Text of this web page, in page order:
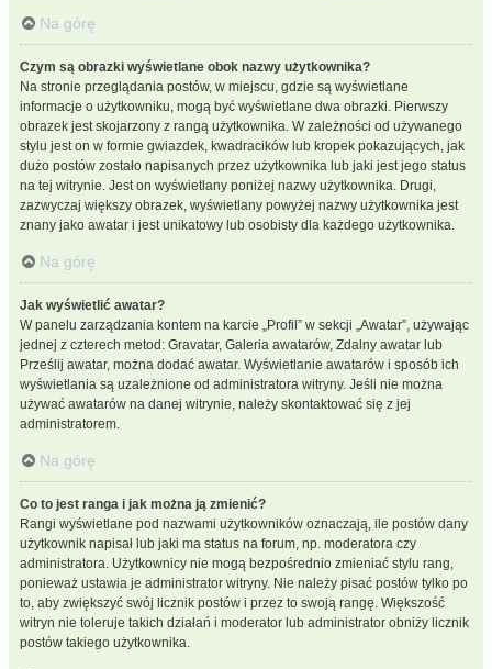
Na górę
Czym są obrazki wyświetlane obok nazwy użytkownika?
Na stronie przeglądania postów, w miejscu, gdzie są wyświetlane
informacje o użytkowniku, mogą być wyświetlane dwa obrazki. Pierwszy
obrazek jest skojarzony z rangą użytkownika. W zależności od używanego
stylu jest on w formie gwiazdek, kwadracików lub kropek pokazujących, jak
dużo postów zostało napisanych przez użytkownika lub jaki jest jego status
na tej witrynie. Jest on wyświetlany poniżej nazwy użytkownika. Drugi,
zazwyczaj większy obrazek, wyświetlany powyżej nazwy użytkownika jest
znany jako awatar i jest unikatowy lub osobisty dla każdego użytkownika.
Na górę
Jak wyświetlić awatar?
W panelu zarządzania kontem na karcie „Profil” w sekcji „Awatar”, używając
jednej z czterech metod: Gravatar, Galeria awatarów, Zdalny awatar lub
Prześlij awatar, można dodać awatar. Wyświetlanie awatarów i sposób ich
wyświetlania są uzależnione od administratora witryny. Jeśli nie można
używać awatarów na danej witrynie, należy skontaktować się z jej
administratorem.
Na górę
Co to jest ranga i jak można ją zmienić?
Rangi wyświetlane pod nazwami użytkowników oznaczają, ile postów dany
użytkownik napisał lub jaki ma status na forum, np. moderatora czy
administratora. Użytkownicy nie mogą bezpośrednio zmieniać stylu rang,
ponieważ ustawia je administrator witryny. Nie należy pisać postów tylko po
to, aby zwiększyć swój licznik postów i przez to swoją rangę. Większość
witryn nie toleruje takich działań i moderator lub administrator obniży licznik
postów takiego użytkownika.